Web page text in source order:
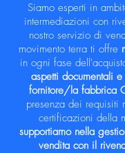
Siamo esperti in
intermediazioni con
nostro servizio di
movimento terra ti offre
in ogni fase
aspetti documentali
fornitore/la fabbrica
presenza dei requisiti
certificazioni della
supportiamo nella
vendita con il